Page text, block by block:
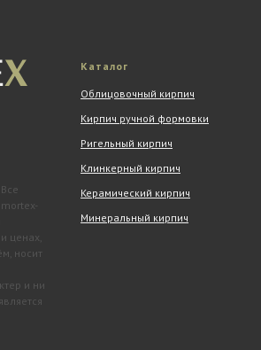
ценах,
носит
и ни
Каталог
Облицовочный кирпич
Кирпич ручной формовки
Ригельный кирпич
Клинкерный кирпич
Керамический кирпич
Минеральный кирпич